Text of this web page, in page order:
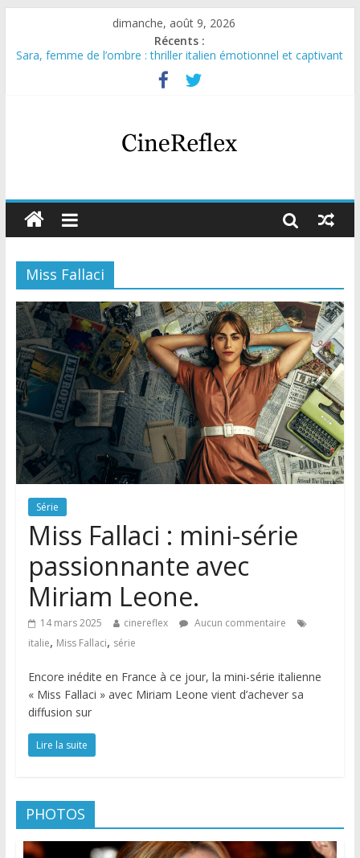
dimanche, août 9, 2026
Récents :
Sara, femme de l’ombre : thriller italien émotionnel et captivant
Journal d’une fille larguée : nouvelle série suédoise sur Netflix
Aema : mini-série sur le tournage d’un film érotique devenu
Glass Heart : excellente série musicale avec Takeru Satō
Olympo, saison 1 : nouvelle série qui séduira les fans de
Miss Fallaci
Série
Miss Fallaci : mini-série
passionnante avec
Miriam Leone.
14 mars 2025 cinereflex
Aucun commentaire
italie, Miss Fallaci, série
Encore inédite en France à ce jour, la mini-série italienne
« Miss Fallaci » avec Miriam Leone vient d’achever sa
diffusion sur
Lire la suite
PHOTOS